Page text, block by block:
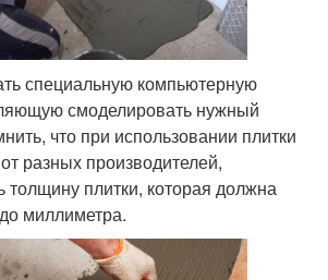
специальную компьютерную
смоделировать нужный
что при использовании плитки
разных производителей,
толщину плитки, которая должна
миллиметра.